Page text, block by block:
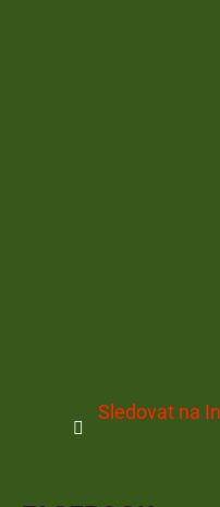
Sledovat na